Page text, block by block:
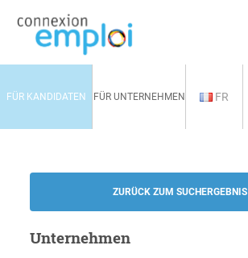
FÜR KANDIDATEN FÜR UNTERNEHMEN FR
ZURÜCK ZUM SUCHERGEBNIS
Unternehmen